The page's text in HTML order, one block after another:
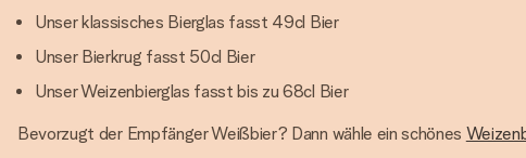
Unser klassisches Bierglas fasst 49cl Bier
Unser Bierkrug fasst 50cl Bier
Unser Weizenbierglas fasst bis zu 68cl Bier
Bevorzugt der Empfänger Weißbier? Dann wähle ein schönes